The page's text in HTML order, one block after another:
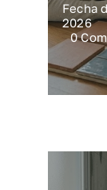
Fecha
2026
0